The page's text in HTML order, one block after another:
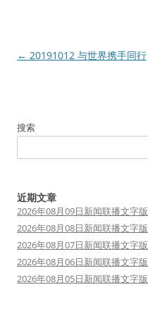
文
← 20191012 与世界携手同行
搜索
近期文章
2026年08月09日新闻联播文字版
2026年08月08日新闻联播文字版
2026年08月07日新闻联播文字版
2026年08月06日新闻联播文字版
2026年08月05日新闻联播文字版